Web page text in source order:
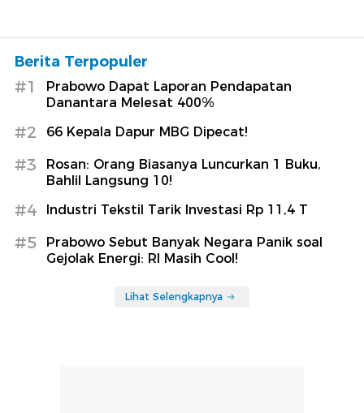
Berita Terpopuler
#1
Prabowo Dapat Laporan Pendapatan
Danantara Melesat 400%
#2 66 Kepala Dapur MBG Dipecat!
#3
Rosan: Orang Biasanya Luncurkan 1 Buku,
Bahlil Langsung 10!
#4 Industri Tekstil Tarik Investasi Rp 11,4 T
#5
Prabowo Sebut Banyak Negara Panik soal
Gejolak Energi: RI Masih Cool!
Lihat Selengkapnya